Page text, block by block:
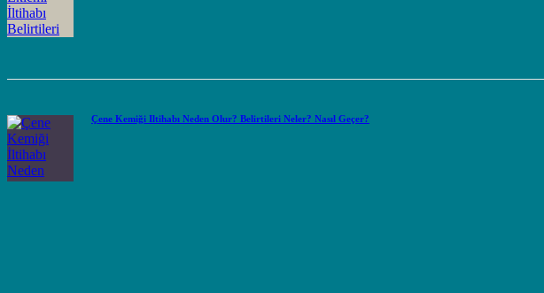
Çene Kemiği İltihabı Neden Olur? Belirtileri Neler? Nasıl Geçer?